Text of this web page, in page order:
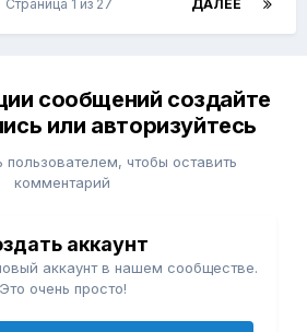
ДАЛЕЕ
Страница 1 из 27
сообщений создайте
или авторизуйтесь
чтобы оставить
комментарий
аккаунт
аккаунт в нашем сообществе.
Это очень просто!